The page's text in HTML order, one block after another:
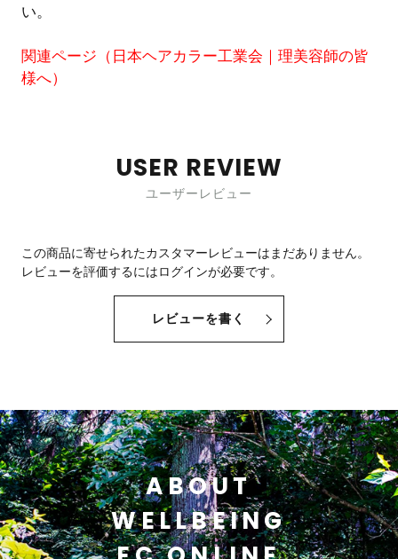
い。
関連ページ（ 日本ヘアカラー工業会｜理美容師の皆
様へ）
USER REVIEW
ユーザーレビュー
この商品に寄せられたカスタマーレビューはまだありません。
レビューを評価するにはログインが必要です。
レビューを書く
ABOUT
WELLBEING